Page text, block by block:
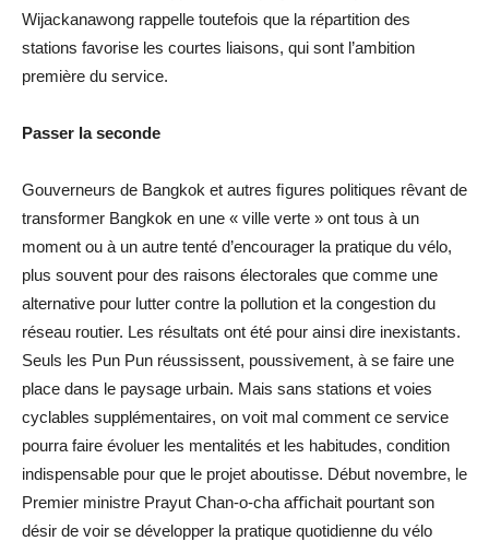
Wijackanawong rappelle toutefois que la répartition des
stations favorise les courtes liaisons, qui sont l’ambition
première du service.
Passer la seconde
Gouverneurs de Bangkok et autres ﬁgures politiques rêvant de
transformer Bangkok en une « ville verte » ont tous à un
moment ou à un autre tenté d’encourager la pratique du vélo,
plus souvent pour des raisons électorales que comme une
alternative pour lutter contre la pollution et la congestion du
réseau routier. Les résultats ont été pour ainsi dire inexistants.
Seuls les Pun Pun réussissent, poussivement, à se faire une
place dans le paysage urbain. Mais sans stations et voies
cyclables supplémentaires, on voit mal comment ce service
pourra faire évoluer les mentalités et les habitudes, condition
indispensable pour que le projet aboutisse. Début novembre, le
Premier ministre Prayut Chan-o-cha aﬃchait pourtant son
désir de voir se développer la pratique quotidienne du vélo